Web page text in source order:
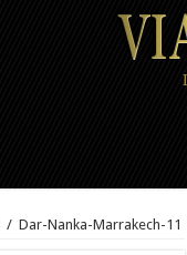
/ Dar-Nanka-Marrakech-11